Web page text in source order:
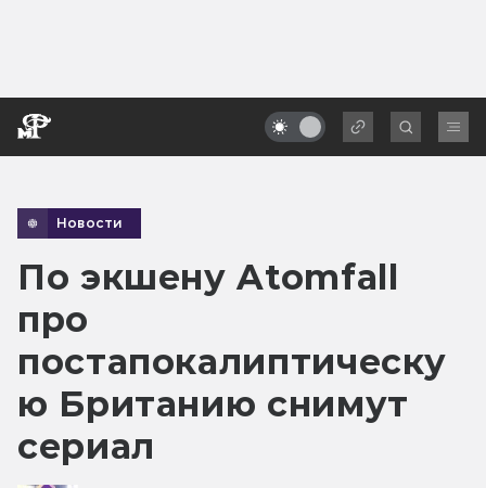
Новости
По экшену Atomfall
про
постапокалиптическу
ю Британию снимут
сериал